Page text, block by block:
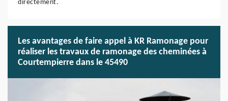
directement.
Les avantages de faire appel à KR Ramonage pour
réaliser les travaux de ramonage des cheminées à
Courtempierre dans le 45490